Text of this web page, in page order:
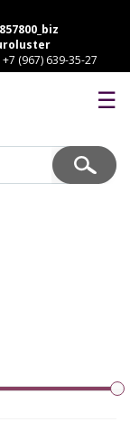
(967) 639-35-27
☰